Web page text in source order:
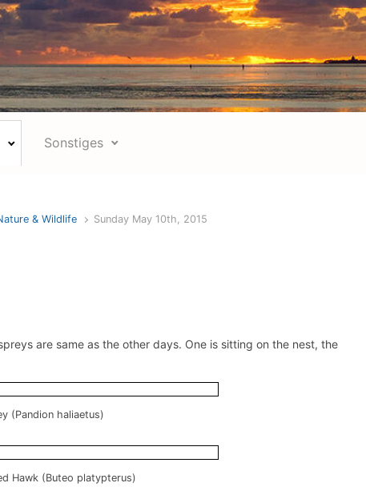
Sonstiges
& Wildlife Sunday May 10th, 2015
are same as the other days. One is sitting on the nest, the
(Pandion haliaetus)
Hawk (Buteo platypterus)